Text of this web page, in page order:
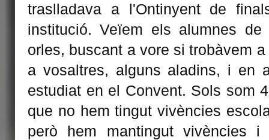
traslladava a l'Ontinyent de
institució. Veïem els alumnes
orles, buscant a vore si trobàvem
a vosaltres, alguns aladins, i en
estudiat en el Convent. Sols som
que no hem tingut vivències
però hem mantingut vivències